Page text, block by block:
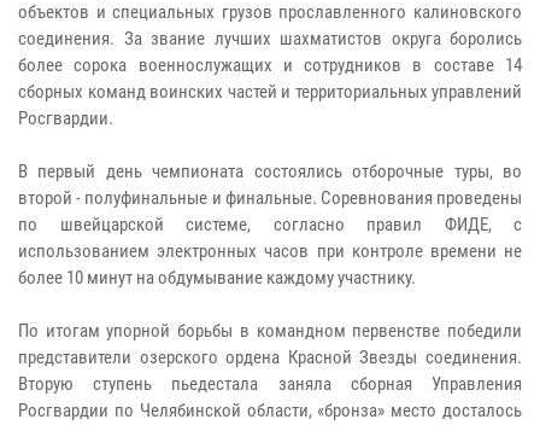
объектов и специальных грузов прославленного калиновского
соединения. За звание лучших шахматистов округа боролись
более сорока военнослужащих и сотрудников в составе 14
сборных команд воинских частей и территориальных управлений
Росгвардии.
В первый день чемпионата состоялись отборочные туры, во
второй - полуфинальные и финальные. Соревнования проведены
по швейцарской системе, согласно правил ФИДЕ, с
использованием электронных часов при контроле времени не
более 10 минут на обдумывание каждому участнику.
По итогам упорной борьбы в командном первенстве победили
представители озерского ордена Красной Звезды соединения.
Вторую ступень пьедестала заняла сборная Управления
Росгвардии по Челябинской области, «бронза» место досталось